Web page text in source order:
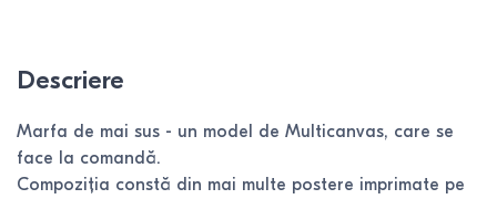
Descriere
Marfa de mai sus - un model de Multicanvas, care se
face la comandă.
Compoziția constă din mai multe postere imprimate pe